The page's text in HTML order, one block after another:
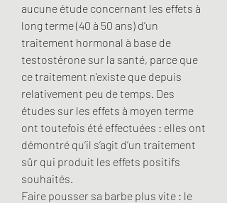
aucune étude concernant les effets à
long terme (40 à 50 ans) d’un
traitement hormonal à base de
testostérone sur la santé, parce que
ce traitement n’existe que depuis
relativement peu de temps. Des
études sur les effets à moyen terme
ont toutefois été effectuées : elles ont
démontré qu’il s’agit d’un traitement
sûr qui produit les effets positifs
souhaités.
Faire pousser sa barbe plus vite : le